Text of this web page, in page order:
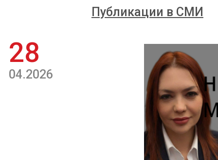
Публикации в СМИ
28
04.2026